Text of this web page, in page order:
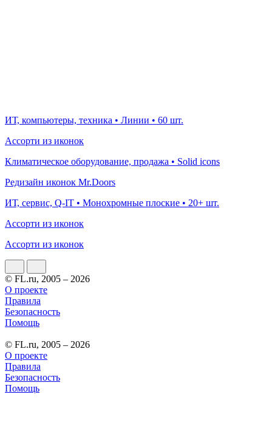
ИТ, компьютеры, техника • Линии • 60 шт.
Ассорти из иконок
Климатическое оборудование, продажа • Solid icons
Редизайн иконок Mr.Doors
ИТ, сервис, Q-IT • Монохромные плоские • 20+ шт.
Ассорти из иконок
Ассорти из иконок
© FL.ru, 2005 – 2026
О проекте
Правила
Безопасность
Помощь
© FL.ru, 2005 – 2026
О проекте
Правила
Безопасность
Помощь